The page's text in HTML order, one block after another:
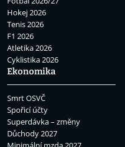
Hokej 2026
Tenis 2026
F1 2026
Atletika 2026
Cyklistika 2026
Ekonomika
Smrt OSVČ
Spořicí účty
Superdávka – změny
Důchody 2027